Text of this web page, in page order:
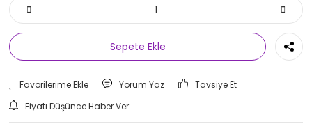
Sepete Ekle
Yorum Yaz
Tavsiye Et
Fiyatı Düşünce Haber Ver